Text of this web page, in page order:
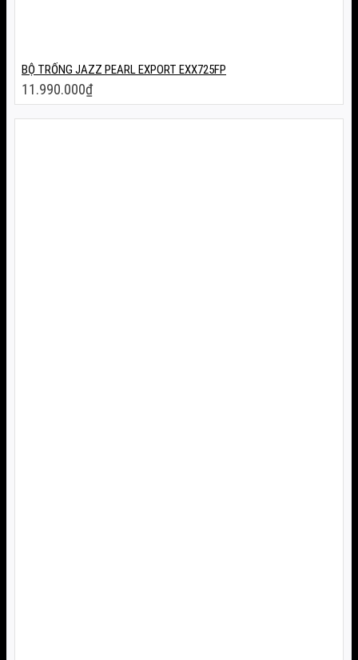
BỘ TRỐNG JAZZ PEARL EXPORT EXX725FP
11.990.000₫